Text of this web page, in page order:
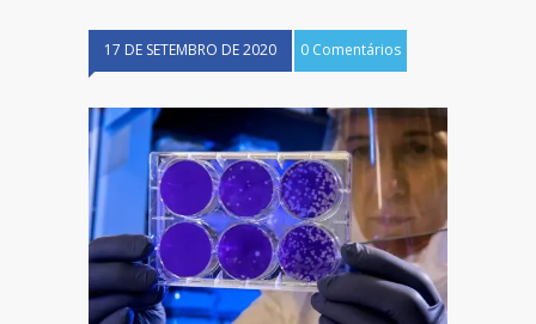
17 DE SETEMBRO DE 2020 0 Comentários